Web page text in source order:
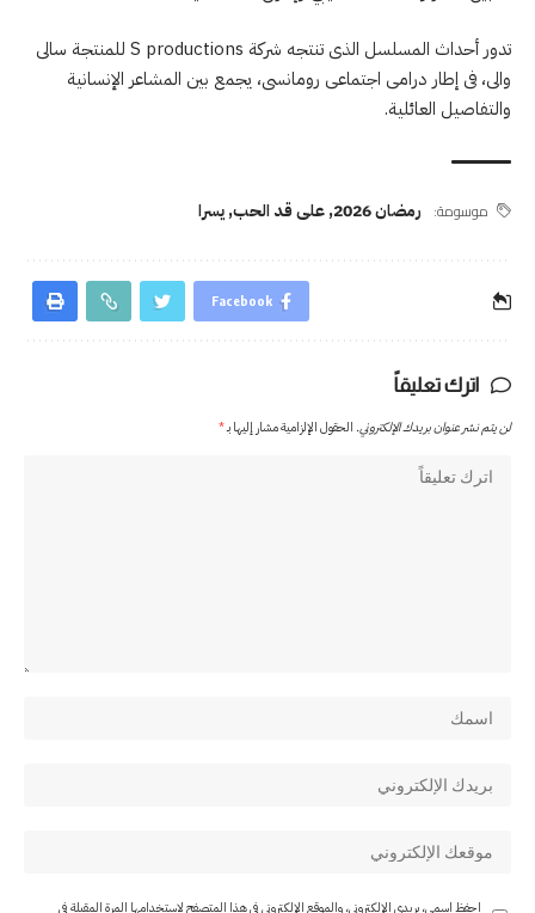
تدور أحداث المسلسل الذى تنتجه شركة S productions للمنتجة سالى
والى، فى إطار درامى اجتماعى رومانسى، يجمع بين المشاعر الإنسانية
والتفاصيل العائلية.
موسومة: رمضان 2026 ,على قد الحب,يسرا
Facebook
اترك تعليقاً
لن يتم نشر عنوان بريدك الإلكتروني. الحقول الإلزامية مشار إليها بـ*
احفظ اسمي، بريدي الإلكتروني، والموقع الإلكتروني في هذا المتصفح لاستخدامها المرة المقبلة في